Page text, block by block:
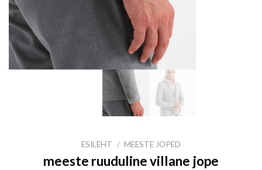
ESILEHT / MEESTE JOPED
meeste ruuduline villane jope